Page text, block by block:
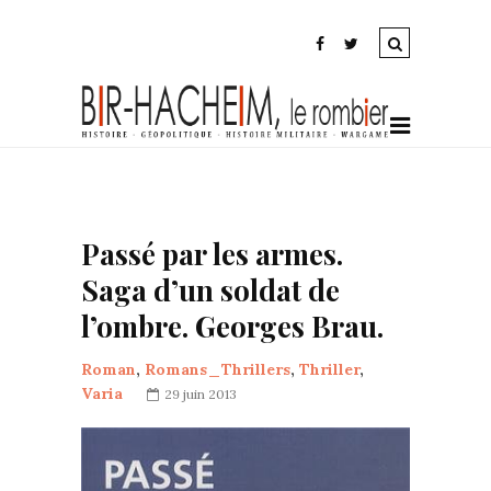
Passé par les armes.
Saga d’un soldat de
l’ombre. Georges Brau.
Roman, Romans_Thrillers, Thriller,
Varia
29 juin 2013